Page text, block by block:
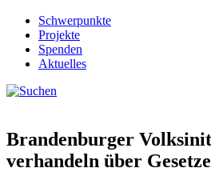
Schwerpunkte
Projekte
Spenden
Aktuelles
Brandenburger
verhandeln über